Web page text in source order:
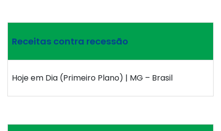
Receitas contra recessão
Hoje em Dia (Primeiro Plano) | MG – Brasil